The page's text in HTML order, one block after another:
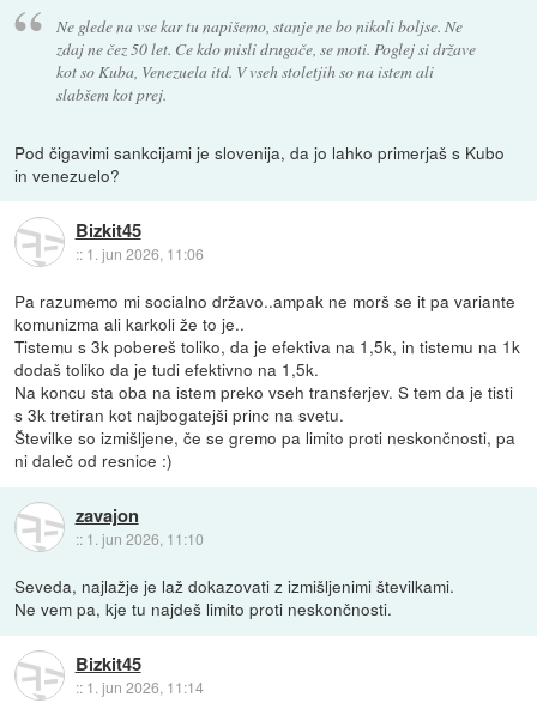
Ne glede na vse kar tu napišemo, stanje ne bo nikoli boljse. Ne
zdaj ne čez 50 let. Ce kdo misli drugače, se moti. Poglej si države
kot so Kuba, Venezuela itd. V vseh stoletjih so na istem ali
slabšem kot prej.
Pod čigavimi sankcijami je slovenija, da jo lahko primerjaš s Kubo
in venezuelo?
Bizkit45
:: 1. jun 2026, 11:06
Pa razumemo mi socialno državo..ampak ne morš se it pa variante
komunizma ali karkoli že to je..
Tistemu s 3k pobereš toliko, da je efektiva na 1,5k, in tistemu na 1k
dodaš toliko da je tudi efektivno na 1,5k.
Na koncu sta oba na istem preko vseh transferjev. S tem da je tisti
s 3k tretiran kot najbogatejši princ na svetu.
Številke so izmišljene, če se gremo pa limito proti neskončnosti, pa
ni daleč od resnice :)
zavajon
:: 1. jun 2026, 11:10
Seveda, najlažje je laž dokazovati z izmišljenimi številkami.
Ne vem pa, kje tu najdeš limito proti neskončnosti.
Bizkit45
:: 1. jun 2026, 11:14